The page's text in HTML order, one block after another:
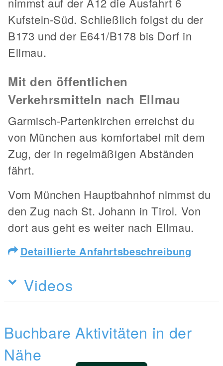
Kufstein-Süd. Schließlich folgst du der
B173 und der E641/B178 bis Dorf in
Ellmau.
Mit den öffentlichen
Verkehrsmitteln nach Ellmau
Garmisch-Partenkirchen erreichst du
von München aus komfortabel mit dem
Zug, der in regelmäßigen Abständen
fährt.
Vom München Hauptbahnhof nimmst du
den Zug nach St. Johann in Tirol. Von
dort aus geht es weiter nach Ellmau.
Detaillierte Anfahrtsbeschreibung
Videos
Buchbare Aktivitäten in der
Nähe